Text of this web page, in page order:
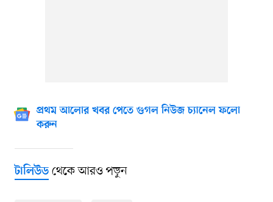
প্রথম আলোর খবর পেতে গুগল নিউজ চ্যানেল ফলো
করুন
টালিউডথেকে আরও পড়ুন